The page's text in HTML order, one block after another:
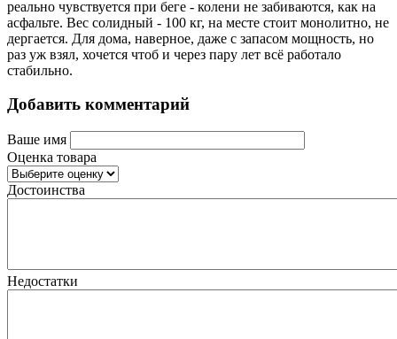
реально чувствуется при беге - колени не забиваются, как на
асфальте. Вес солидный - 100 кг, на месте стоит монолитно, не
дергается. Для дома, наверное, даже с запасом мощность, но
раз уж взял, хочется чтоб и через пару лет всё работало
стабильно.
Добавить комментарий
Ваше имя
Оценка товара
Достоинства
Недостатки